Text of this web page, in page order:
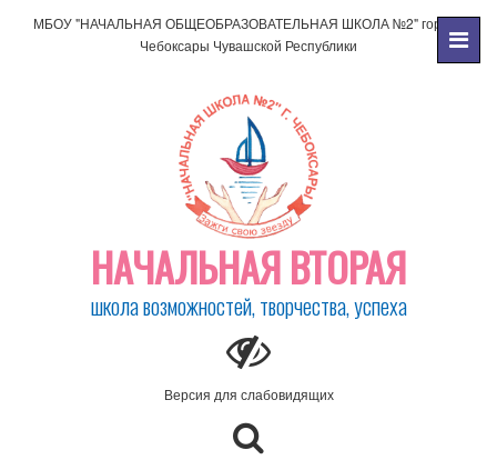
МБОУ "НАЧАЛЬНАЯ ОБЩЕОБРАЗОВАТЕЛЬНАЯ ШКОЛА №2" города
Чебоксары Чувашской Республики
НАЧАЛЬНАЯ ВТОРАЯ
школа возможностей, творчества, успеха
Версия для слабовидящих